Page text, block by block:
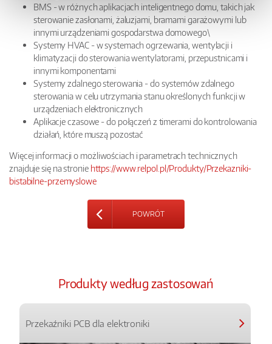
BMS - w różnych aplikacjach inteligentnego domu, takich jak
sterowanie zasłonami, żaluzjami, bramami garażowymi lub
innymi urządzeniami gospodarstwa domowego\
Systemy HVAC - w systemach ogrzewania, wentylacji i
klimatyzacji do sterowania wentylatorami, przepustnicami i
innymi komponentami
Systemy zdalnego sterowania - do systemów zdalnego
sterowania w celu utrzymania stanu określonych funkcji w
urządzeniach elektronicznych
Aplikacje czasowe - do połączeń z timerami do kontrolowania
działań, które muszą pozostać
Więcej informacji o możliwościach i parametrach technicznych
znajduje się na stronie https://www.relpol.pl/Produkty/Przekazniki-
bistabilne-przemyslowe
POWRÓT
Produkty według zastosowań
Przekaźniki PCB dla elektroniki